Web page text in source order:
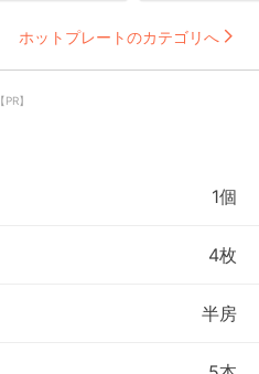
ホットプレートのカテゴリへ
【PR】
1個
4枚
半房